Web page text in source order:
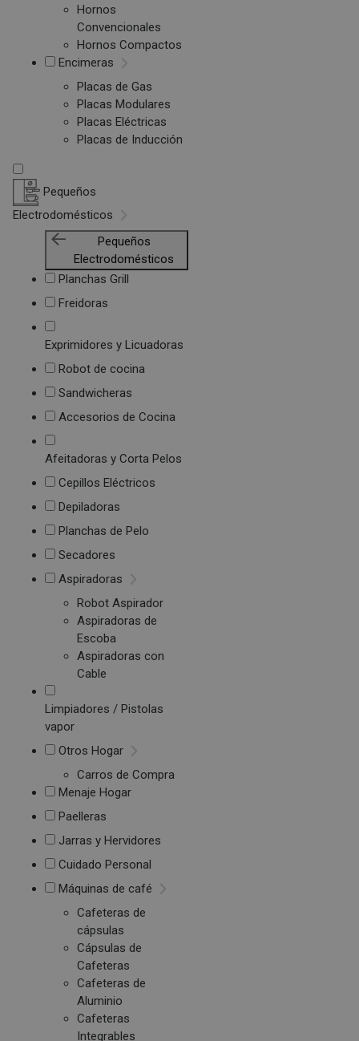
Hornos
Convencionales
Hornos Compactos
Encimeras
Placas de Gas
Placas Modulares
Placas Eléctricas
Placas de Inducción
Pequeños
Electrodomésticos
Pequeños
Electrodomésticos
Planchas Grill
Freidoras
Exprimidores y Licuadoras
Robot de cocina
Sandwicheras
Accesorios de Cocina
Afeitadoras y Corta Pelos
Cepillos Eléctricos
Depiladoras
Planchas de Pelo
Secadores
Aspiradoras
Robot Aspirador
Aspiradoras de
Escoba
Aspiradoras con
Cable
Limpiadores / Pistolas
vapor
Otros Hogar
Carros de Compra
Menaje Hogar
Paelleras
Jarras y Hervidores
Cuidado Personal
Máquinas de café
Cafeteras de
cápsulas
Cápsulas de
Cafeteras
Cafeteras de
Aluminio
Cafeteras
Integrables